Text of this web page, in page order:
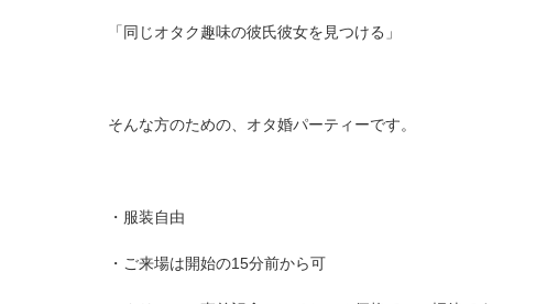
「同じオタク趣味の彼氏彼女を見つける」
そんな方のための、オタ婚パーティーです。
・服装自由
・ご来場は開始の15分前から可